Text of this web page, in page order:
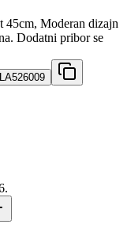
45cm, Moderan dizajn
Dodatni pribor se
.